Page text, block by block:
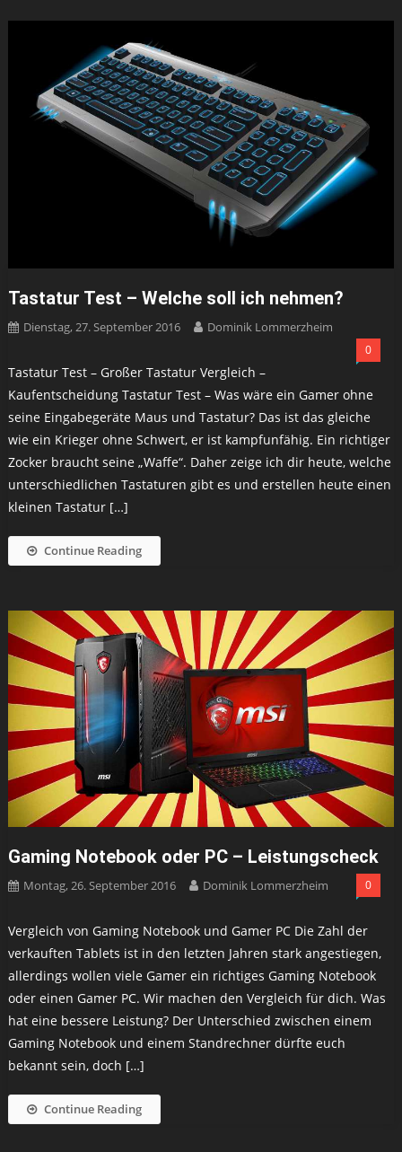
Tastatur Test – Welche soll ich nehmen?
Dienstag, 27. September 2016 Dominik Lommerzheim
0
Tastatur Test – Großer Tastatur Vergleich –
Kaufentscheidung Tastatur Test – Was wäre ein Gamer ohne
seine Eingabegeräte Maus und Tastatur? Das ist das gleiche
wie ein Krieger ohne Schwert, er ist kampfunfähig. Ein richtiger
Zocker braucht seine „Waffe“. Daher zeige ich dir heute, welche
unterschiedlichen Tastaturen gibt es und erstellen heute einen
kleinen Tastatur […]
Continue Reading
Gaming Notebook oder PC – Leistungscheck
Montag, 26. September 2016 Dominik Lommerzheim 0
Vergleich von Gaming Notebook und Gamer PC Die Zahl der
verkauften Tablets ist in den letzten Jahren stark angestiegen,
allerdings wollen viele Gamer ein richtiges Gaming Notebook
oder einen Gamer PC. Wir machen den Vergleich für dich. Was
hat eine bessere Leistung? Der Unterschied zwischen einem
Gaming Notebook und einem Standrechner dürfte euch
bekannt sein, doch […]
Continue Reading